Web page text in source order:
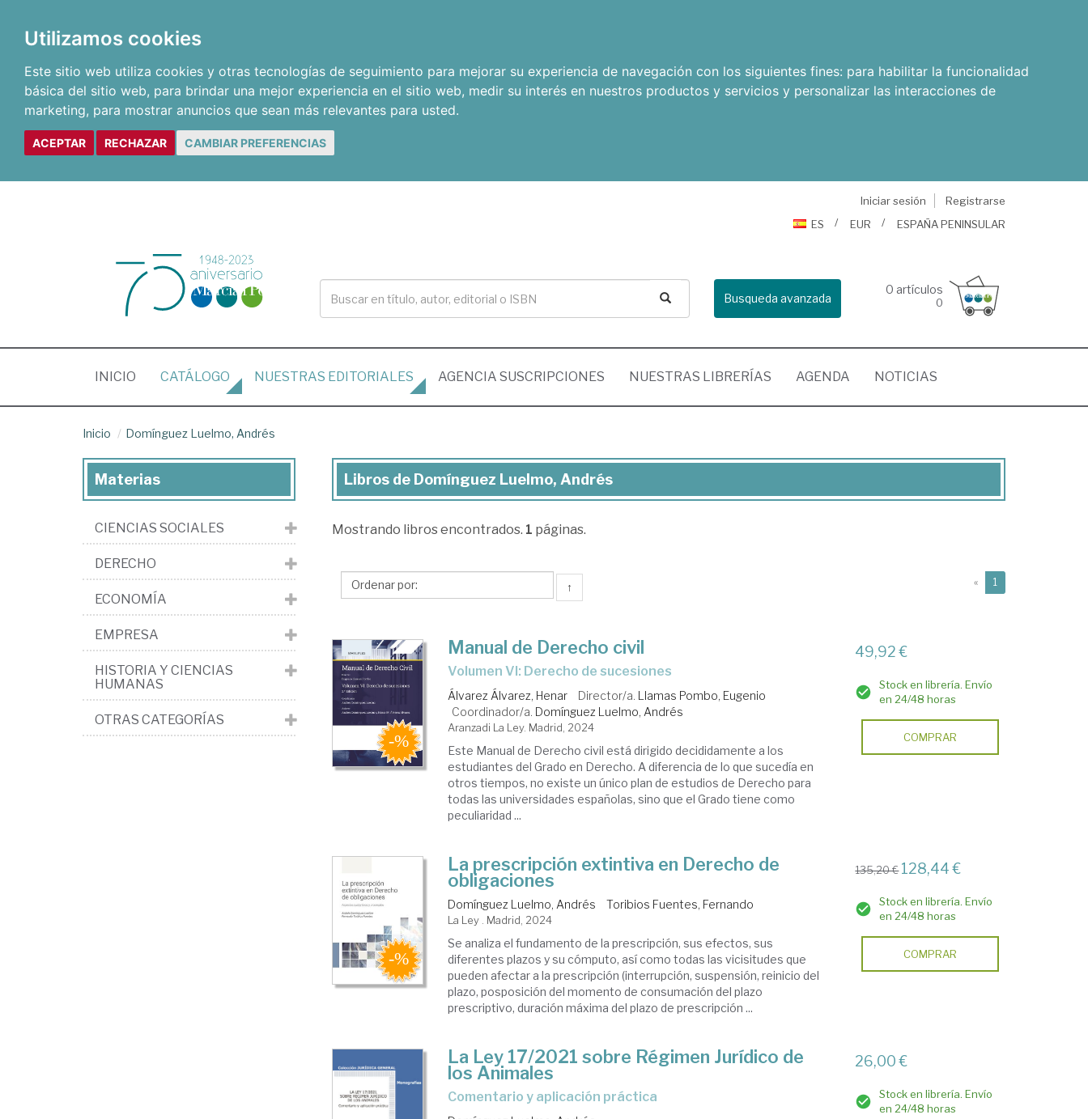
Utilizamos cookies
Este sitio web utiliza cookies y otras tecnologías de seguimiento para mejorar su experiencia de navegación con los siguientes fines: para habilitar la funcionalidad
básica del sitio web, para brindar una mejor experiencia en el sitio web, medir su interés en nuestros productos y servicios y personalizar las interacciones de
marketing, para mostrar anuncios que sean más relevantes para usted.
ACEPTAR RECHAZAR CAMBIAR PREFERENCIAS
Iniciar sesión
Registrarse
ES
EUR ESPAÑA PENINSULAR
Busqueda avanzada
0 artículos
0
INICIO (CURRENT)
CATÁLOGO NUESTRAS EDITORIALES AGENCIA SUSCRIPCIONES NUESTRAS LIBRERÍAS AGENDA NOTICIAS
Inicio Domínguez Luelmo, Andrés
Libros
Domínguez
Andrés
Libros de Domínguez Luelmo, Andrés
Mostrando libros encontrados. 1 páginas.
↑ « 1
Manual de Derecho civil
Volumen VI: Derecho de sucesiones
Álvarez Álvarez, Henar Director/a. Llamas Pombo, Eugenio
Coordinador/a. Domínguez Luelmo, Andrés
Aranzadi La Ley. Madrid, 2024
Este Manual de Derecho civil está dirigido decididamente a los
estudiantes del Grado en Derecho. A diferencia de lo que sucedía en
otros tiempos, no existe un único plan de estudios de Derecho para
todas las universidades españolas, sino que el Grado tiene como
peculiaridad ...
49,92 €
Stock en librería. Envío
en 24/48 horas
COMPRAR
La prescripción extintiva en Derecho de
obligaciones
Domínguez Luelmo, Andrés Toribios Fuentes, Fernando
La Ley . Madrid, 2024
Se analiza el fundamento de la prescripción, sus efectos, sus
diferentes plazos y su cómputo, así como todas las vicisitudes que
pueden afectar a la prescripción (interrupción, suspensión, reinicio del
plazo, posposición del momento de consumación del plazo
prescriptivo, duración máxima del plazo de prescripción ...
135,20 € 128,44 €
Stock en librería. Envío
en 24/48 horas
COMPRAR
La Ley 17/2021 sobre Régimen Jurídico de
los Animales
comentario y aplicación práctica
26,00 €
Stock en librería. Envío
en 24/48 horas
Materias
CIENCIAS SOCIALES
DERECHO
ECONOMÍA
EMPRESA
HISTORIA Y CIENCIAS
HUMANAS
OTRAS CATEGORÍAS